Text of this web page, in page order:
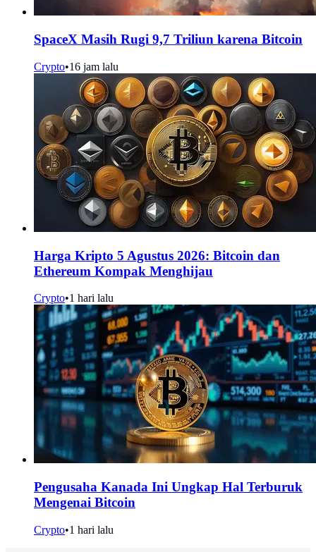
SpaceX Masih Rugi 9,7 Triliun karena Bitcoin
Crypto•16 jam lalu
Harga Kripto 5 Agustus 2026: Bitcoin dan
Ethereum Kompak Menghijau
Crypto•1 hari lalu
Pengusaha Kanada Ini Ungkap Hal Terburuk
Mengenai Bitcoin
Crypto•1 hari lalu